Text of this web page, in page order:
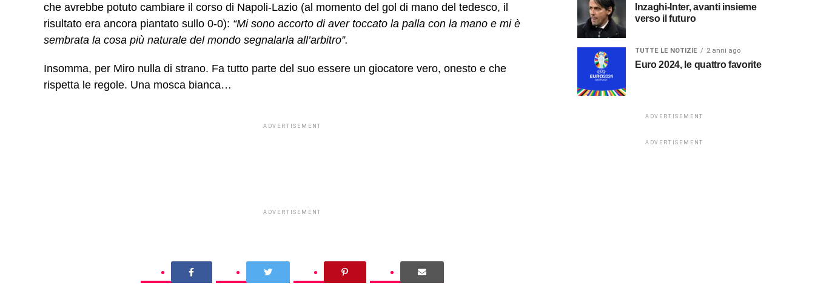
che avrebbe potuto cambiare il corso di Napoli-Lazio (al momento del gol di mano del tedesco, il
risultato era ancora piantato sullo 0-0): “Mi sono accorto di aver toccato la palla con la mano e mi è
sembrata la cosa più naturale del mondo segnalarla all’arbitro”.
Insomma, per Miro nulla di strano. Fa tutto parte del suo essere un giocatore vero, onesto e che
rispetta le regole. Una mosca bianca…
ADVERTISEMENT
ADVERTISEMENT
Inzaghi-Inter, avanti insieme
verso il futuro
TUTTE LE NOTIZIE 2 anni ago
Euro 2024, le quattro favorite
ADVERTISEMENT
ADVERTISEMENT